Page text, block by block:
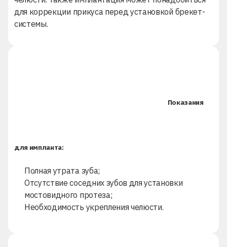
для коррекции прикуса перед установкой брекет-
системы.
Показания
для импланта:
Полная утрата зуба;
Отсутствие соседних зубов для установки
мостовидного протеза;
Необходимость укрепления челюсти.